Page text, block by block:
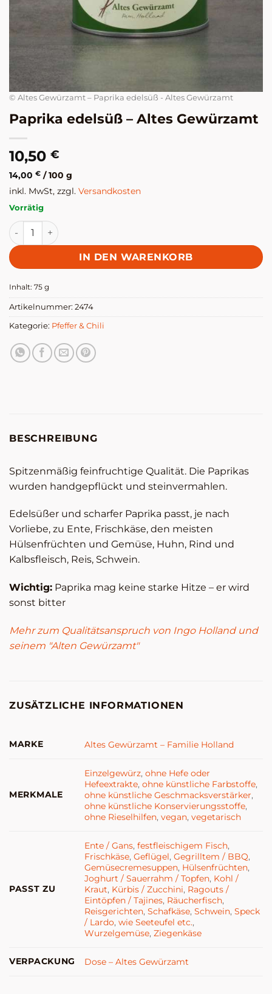
© Altes Gewürzamt – Paprika edelsüß - Altes Gewürzamt
Paprika edelsüß – Altes Gewürzamt
10,50 €
14,00 € /100 g
inkl. MwSt, zzgl. Versandkosten
Vorrätig
Paprika edelsüß - Altes Gewürzamt Menge
IN DEN WARENKORB
Inhalt: 75 g
Artikelnummer: 2474
Kategorie: Pfeffer & Chili
BESCHREIBUNG
Spitzenmäßig feinfruchtige Qualität. Die Paprikas
wurden handgepflückt und steinvermahlen.
Edelsüßer und scharfer Paprika passt, je nach
Vorliebe, zu Ente, Frischkäse, den meisten
Hülsenfrüchten und Gemüse, Huhn, Rind und
Kalbsfleisch, Reis, Schwein.
Wichtig: Paprika mag keine starke Hitze – er wird
sonst bitter
Mehr zum Qualitätsanspruch von Ingo Holland und
seinem "Alten Gewürzamt"
ZUSÄTZLICHE INFORMATIONEN
MARKE Altes Gewürzamt – Familie Holland
MERKMALE
Einzelgewürz,ohne Hefe oder
Hefeextrakte,ohne künstliche Farbstoffe,
ohne künstliche Geschmacksverstärker,
ohne künstliche Konservierungsstoffe,
ohne Rieselhilfen,vegan,vegetarisch
PASST ZU
Ente / Gans,festfleischigem Fisch,
Frischkäse,Geflügel,Gegrilltem / BBQ,
Gemüsecremesuppen, Hülsenfrüchten,
Joghurt / Sauerrahm / Topfen, Kohl /
Kraut, Kürbis / Zucchini, Ragouts /
Eintöpfen / Tajines, Räucherfisch,
Reisgerichten,Schafkäse,Schwein,Speck
/ Lardo,wie Seeteufel etc.,
Wurzelgemüse,Ziegenkäse
VERPACKUNG Dose – Altes Gewürzamt